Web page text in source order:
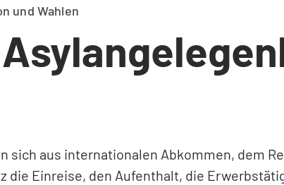
und Wahlen
aus internationalen Abkommen, dem
Einreise, den Aufenthalt, die